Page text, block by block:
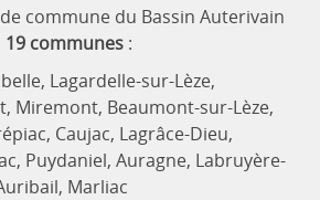
commune du Bassin Auterivain
19 communes :
Lagardelle-sur-Lèze,
Miremont, Beaumont-sur-Lèze,
Caujac, Lagrâce-Dieu,
Puydaniel, Auragne, Labruyère-
Marliac